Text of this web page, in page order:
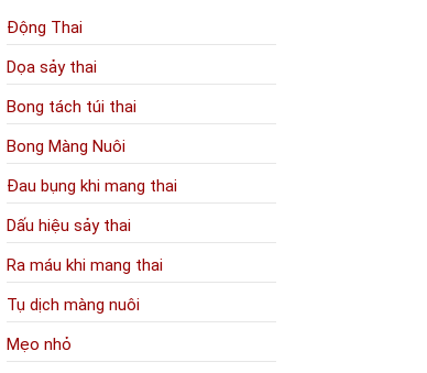
Động Thai
Dọa sảy thai
Bong tách túi thai
Bong Màng Nuôi
Đau bụng khi mang thai
Dấu hiệu sảy thai
Ra máu khi mang thai
Tụ dịch màng nuôi
Mẹo nhỏ